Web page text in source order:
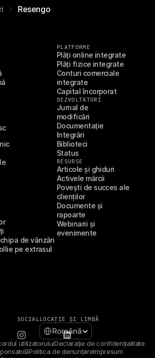
Resengo
de vânzări
pe extrasul
PLATFORME
Plăți online integrate
Plăți fizice integrate
Conturi comerciale
integrate
Capital încorporat
DEZVOLTATORI
Jurnal de
modificări
Documentație
Integrări
Biblioteci
Status
RESURSE
Articole și ghiduri
Activele mărcii
Povești de succes ale
clienților
Documente și
rapoarte
Webinarii și
evenimente
SOCIALLOCAȚIE ȘI LIMBĂ
Select Language
Română
utilizatoruluiDeclarație de confidențialitate
Politica de denunțareImpresum